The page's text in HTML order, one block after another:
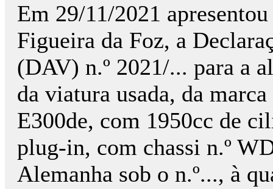
Em 29/11/2021
Figueira da Foz, a
(DAV) n.º 2021/... para a
da viatura usada, da
E300de, com 1950cc de
plug-in, com chassi n.º
Alemanha sob o n.º..., à